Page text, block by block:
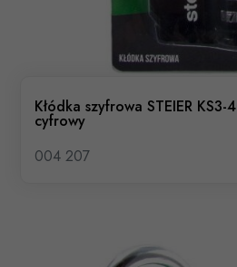
Kłódka szyfrowa STEIER
cyfrowy
004 207